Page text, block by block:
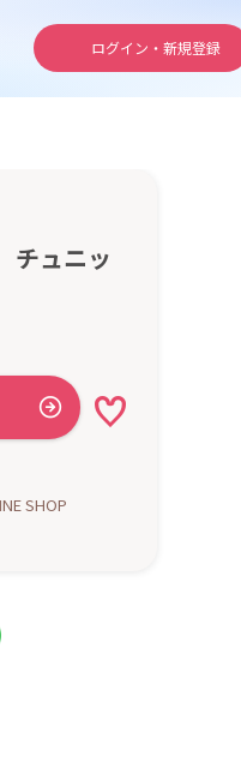
ログイン・ 新規登録
チュニッ
SHOP